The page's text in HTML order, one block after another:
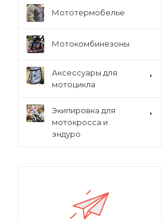
Мототермобелье
Мотокомбинезоны
Аксессуары для
мотоцикла
Экипировка для
мотокросса и
эндуро